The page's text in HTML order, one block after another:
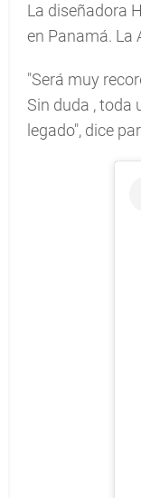
La diseñadora
en Panamá. La
"Será muy
Sin duda , toda
legado", dice